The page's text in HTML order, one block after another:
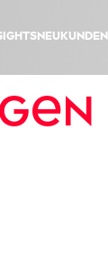
Neukunden